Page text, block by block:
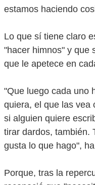
estamos haciendo
Lo que sí tiene claro
"hacer himnos" y que
que le apetece en
"Que luego cada uno
quiera, el que las vea
si alguien quiere
tirar dardos, también.
gusta lo que hago",
Porque, tras la